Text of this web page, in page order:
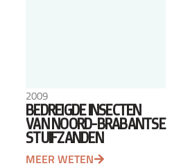
2009
BEDREIGDE INSECTEN
VAN NOORD-BRABANTSE
STUIFZANDEN
MEER WETEN